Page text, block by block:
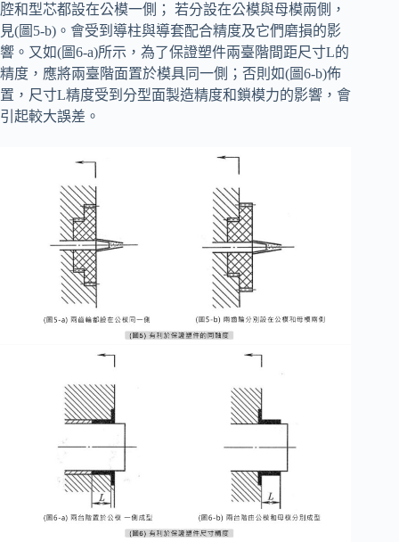
腔和型芯都設在公模一側； 若分設在公模與母模兩側，
見(圖5-b)。會受到導柱與導套配合精度及它們磨損的影
響。又如(圖6-a)所示，為了保證塑件兩臺階間距尺寸L的
精度，應將兩臺階面置於模具同一側；否則如(圖6-b)佈
置，尺寸L精度受到分型面製造精度和鎖模力的影響，會
引起較大誤差。